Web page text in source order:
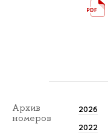
Архив
номеров
2026
2022